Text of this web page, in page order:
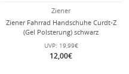
Ziener
Ziener Fahrrad Handschuhe Curdt-Z
(Gel Polsterung) schwarz
UVP: 19,99€
12,00€